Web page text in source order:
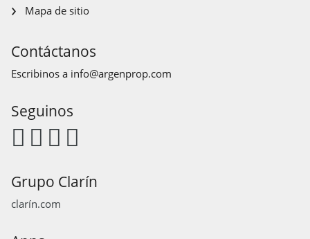
Mapa de sitio
Contáctanos
Escribinos a info@argenprop.com
Seguinos
Grupo Clarín
clarín.com